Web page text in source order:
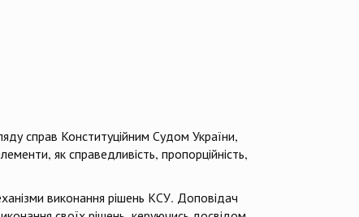
справ Конституційним Судом України,
як справедливість, пропорційність,
виконання рішень КСУ. Доповідач